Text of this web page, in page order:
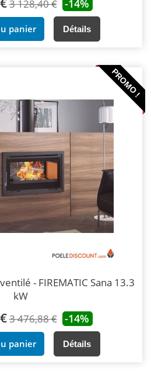
3 128,40 € -14%
panier Détails
PROMO !
- FIREMATIC Sana 13.3
kW
3 476,88 € -14%
panier Détails